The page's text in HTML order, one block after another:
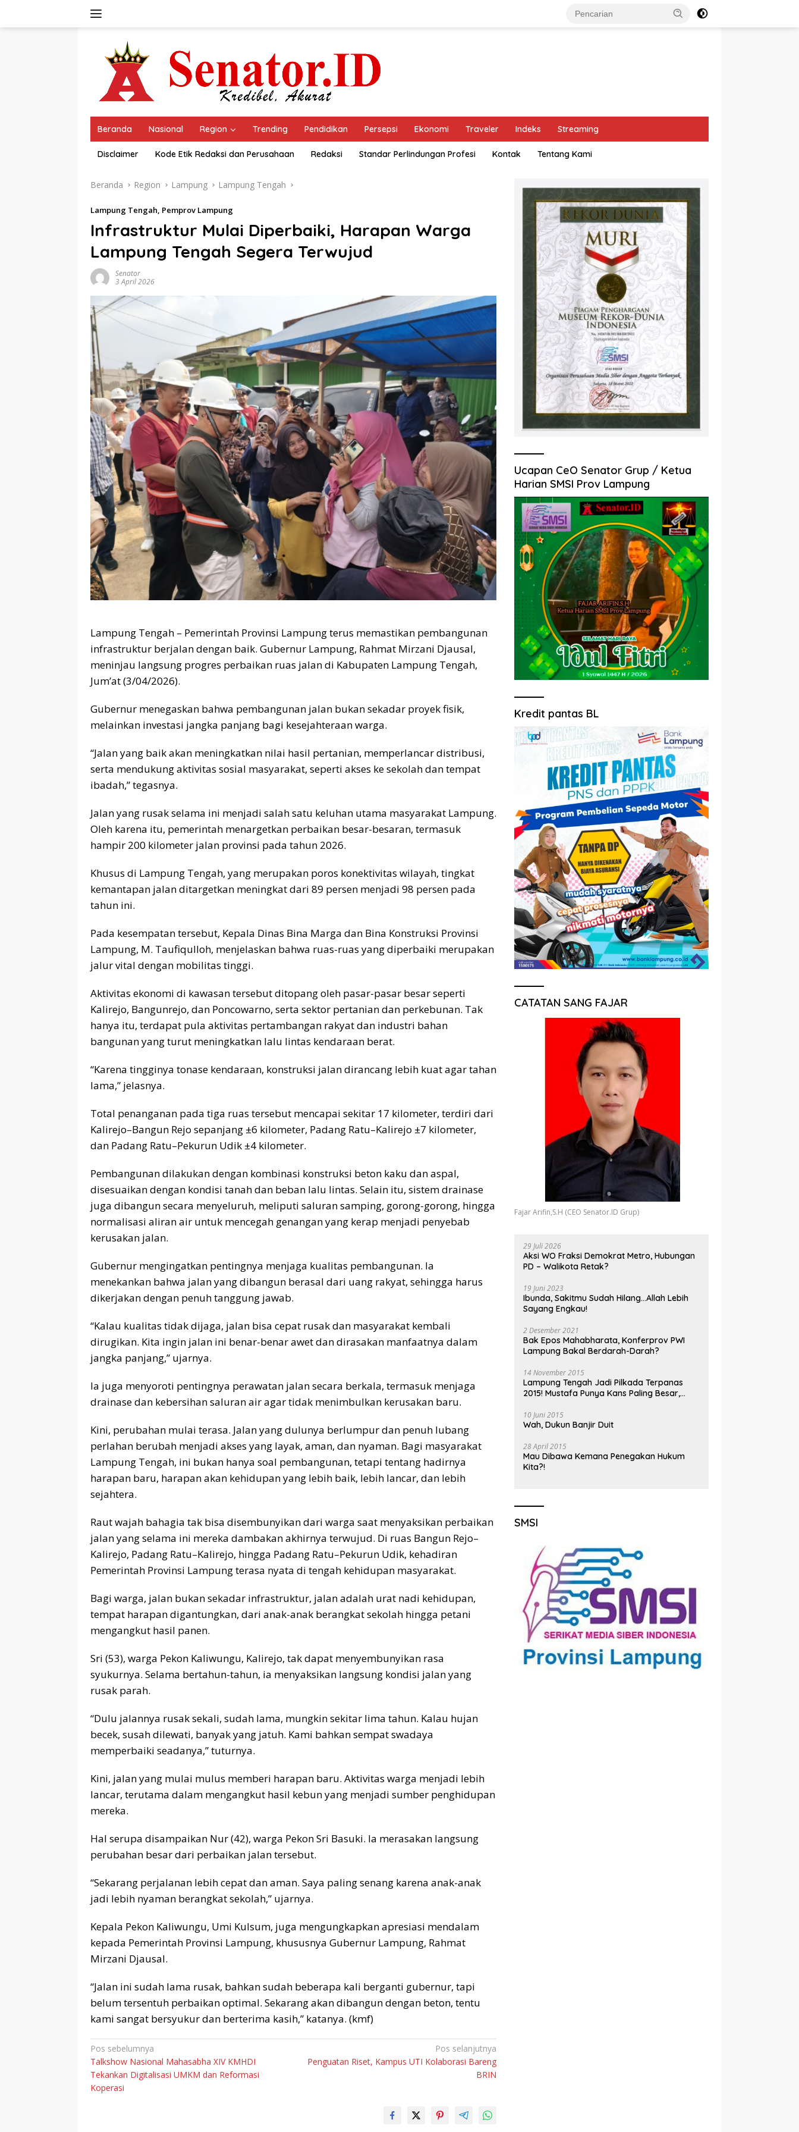
Beranda Nasional Region Trending Pendidikan Persepsi Ekonomi Traveler Indeks Streaming
Disclaimer Kode Etik Redaksi dan Perusahaan Redaksi Standar Perlindungan Profesi Kontak Tentang Kami
Beranda Region Lampung Lampung Tengah
Lampung Tengah, Pemprov Lampung
Infrastruktur Mulai Diperbaiki, Harapan Warga
Lampung Tengah Segera Terwujud
Senator
3 April 2026
Lampung Tengah – Pemerintah Provinsi Lampung terus memastikan pembangunan
infrastruktur berjalan dengan baik. Gubernur Lampung, Rahmat Mirzani Djausal,
meninjau langsung progres perbaikan ruas jalan di Kabupaten Lampung Tengah,
Jum’at (3/04/2026).
Gubernur menegaskan bahwa pembangunan jalan bukan sekadar proyek fisik,
melainkan investasi jangka panjang bagi kesejahteraan warga.
“Jalan yang baik akan meningkatkan nilai hasil pertanian, memperlancar distribusi,
serta mendukung aktivitas sosial masyarakat, seperti akses ke sekolah dan tempat
ibadah,” tegasnya.
Jalan yang rusak selama ini menjadi salah satu keluhan utama masyarakat Lampung.
Oleh karena itu, pemerintah menargetkan perbaikan besar-besaran, termasuk
hampir 200 kilometer jalan provinsi pada tahun 2026.
Khusus di Lampung Tengah, yang merupakan poros konektivitas wilayah, tingkat
kemantapan jalan ditargetkan meningkat dari 89 persen menjadi 98 persen pada
tahun ini.
Pada kesempatan tersebut, Kepala Dinas Bina Marga dan Bina Konstruksi Provinsi
Lampung, M. Taufiqulloh, menjelaskan bahwa ruas-ruas yang diperbaiki merupakan
jalur vital dengan mobilitas tinggi.
Aktivitas ekonomi di kawasan tersebut ditopang oleh pasar-pasar besar seperti
Kalirejo, Bangunrejo, dan Poncowarno, serta sektor pertanian dan perkebunan. Tak
hanya itu, terdapat pula aktivitas pertambangan rakyat dan industri bahan
bangunan yang turut meningkatkan lalu lintas kendaraan berat.
“Karena tingginya tonase kendaraan, konstruksi jalan dirancang lebih kuat agar tahan
lama,” jelasnya.
Total penanganan pada tiga ruas tersebut mencapai sekitar 17 kilometer, terdiri dari
Kalirejo–Bangun Rejo sepanjang ±6 kilometer, Padang Ratu–Kalirejo ±7 kilometer,
dan Padang Ratu–Pekurun Udik ±4 kilometer.
Pembangunan dilakukan dengan kombinasi konstruksi beton kaku dan aspal,
disesuaikan dengan kondisi tanah dan beban lalu lintas. Selain itu, sistem drainase
juga dibangun secara menyeluruh, meliputi saluran samping, gorong-gorong, hingga
normalisasi aliran air untuk mencegah genangan yang kerap menjadi penyebab
kerusakan jalan.
Gubernur mengingatkan pentingnya menjaga kualitas pembangunan. Ia
menekankan bahwa jalan yang dibangun berasal dari uang rakyat, sehingga harus
dikerjakan dengan penuh tanggung jawab.
“Kalau kualitas tidak dijaga, jalan bisa cepat rusak dan masyarakat kembali
dirugikan. Kita ingin jalan ini benar-benar awet dan dirasakan manfaatnya dalam
jangka panjang,” ujarnya.
Ia juga menyoroti pentingnya perawatan jalan secara berkala, termasuk menjaga
drainase dan kebersihan saluran air agar tidak menimbulkan kerusakan baru.
Kini, perubahan mulai terasa. Jalan yang dulunya berlumpur dan penuh lubang
perlahan berubah menjadi akses yang layak, aman, dan nyaman. Bagi masyarakat
Lampung Tengah, ini bukan hanya soal pembangunan, tetapi tentang hadirnya
harapan baru, harapan akan kehidupan yang lebih baik, lebih lancar, dan lebih
sejahtera.
Raut wajah bahagia tak bisa disembunyikan dari warga saat menyaksikan perbaikan
jalan yang selama ini mereka dambakan akhirnya terwujud. Di ruas Bangun Rejo–
Kalirejo, Padang Ratu–Kalirejo, hingga Padang Ratu–Pekurun Udik, kehadiran
Pemerintah Provinsi Lampung terasa nyata di tengah kehidupan masyarakat.
Bagi warga, jalan bukan sekadar infrastruktur, jalan adalah urat nadi kehidupan,
tempat harapan digantungkan, dari anak-anak berangkat sekolah hingga petani
mengangkut hasil panen.
Sri (53), warga Pekon Kaliwungu, Kalirejo, tak dapat menyembunyikan rasa
syukurnya. Selama bertahun-tahun, ia menyaksikan langsung kondisi jalan yang
rusak parah.
“Dulu jalannya rusak sekali, sudah lama, mungkin sekitar lima tahun. Kalau hujan
becek, susah dilewati, banyak yang jatuh. Kami bahkan sempat swadaya
memperbaiki seadanya,” tuturnya.
Kini, jalan yang mulai mulus memberi harapan baru. Aktivitas warga menjadi lebih
lancar, terutama dalam mengangkut hasil kebun yang menjadi sumber penghidupan
mereka.
Hal serupa disampaikan Nur (42), warga Pekon Sri Basuki. Ia merasakan langsung
perubahan besar dari perbaikan jalan tersebut.
“Sekarang perjalanan lebih cepat dan aman. Saya paling senang karena anak-anak
jadi lebih nyaman berangkat sekolah,” ujarnya.
Kepala Pekon Kaliwungu, Umi Kulsum, juga mengungkapkan apresiasi mendalam
kepada Pemerintah Provinsi Lampung, khususnya Gubernur Lampung, Rahmat
Mirzani Djausal.
“Jalan ini sudah lama rusak, bahkan sudah beberapa kali berganti gubernur, tapi
belum tersentuh perbaikan optimal. Sekarang akan dibangun dengan beton, tentu
kami sangat bersyukur dan berterima kasih,” katanya. (kmf)
Navigasi
pos
Pos sebelumnya
Talkshow Nasional Mahasabha XIV KMHDI
Tekankan Digitalisasi UMKM dan Reformasi
Koperasi
Pos selanjutnya
Penguatan Riset, Kampus UTI Kolaborasi Bareng
BRIN
Ucapan CeO Senator Grup / Ketua
Harian SMSI Prov Lampung
Kredit pantas BL
CATATAN SANG FAJAR
Fajar Arifin,S.H (CEO Senator.ID Grup)
29 Juli 2026
Aksi WO Fraksi Demokrat Metro, Hubungan
PD – Walikota Retak?
19 Juni 2023
Ibunda, Sakitmu Sudah Hilang…Allah Lebih
Sayang Engkau!
2 Desember 2021
Bak Epos Mahabharata, Konferprov PWI
Lampung Bakal Berdarah-Darah?
14 November 2015
Lampung Tengah Jadi Pilkada Terpanas
2015! Mustafa Punya Kans Paling Besar,
10 Juni 2015
Wah, Dukun Banjir Duit
28 April 2015
Mau Dibawa Kemana Penegakan Hukum
Kita?!
SMSI